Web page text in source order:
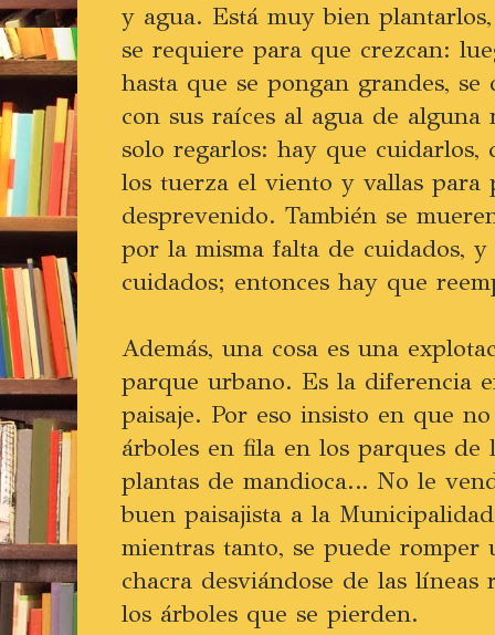
y agua. Está muy bien
se requiere para que crezcan:
hasta que se pongan grandes,
con sus raíces al agua de
solo regarlos: hay que cuidarlos,
los tuerza el viento y vallas para
desprevenido. También se
por la misma falta de cuidados, y
cuidados; entonces hay que
Además, una cosa es una
parque urbano. Es la diferencia
paisaje. Por eso insisto en que
árboles en fila en los parques de
plantas de mandioca… No le
buen paisajista a la
mientras tanto, se puede romper
chacra desviándose de las
los árboles que se pierden.